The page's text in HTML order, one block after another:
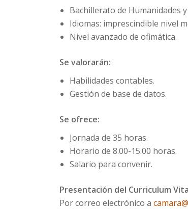
Bachillerato de Humanidades y
Idiomas: imprescindible nivel
Nivel avanzado de ofimática.
Se valorarán:
Habilidades contables.
Gestión de base de datos.
Se ofrece:
Jornada de 35 horas.
Horario de 8.00-15.00 horas.
Salario para convenir.
Presentación del Curriculum
Por correo electrónico a